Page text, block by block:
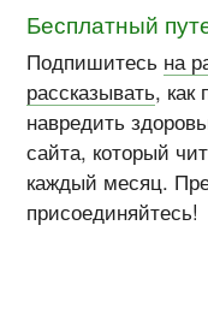
Бесплатный
Подпишитесь на
рассказывать, как
навредить
сайта, который
каждый месяц.
присоединяйтесь!